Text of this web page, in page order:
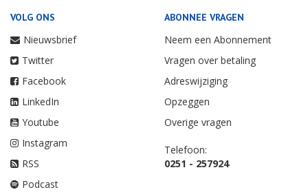
VOLG ONS
Nieuwsbrief
Twitter
Facebook
LinkedIn
Youtube
Instagram
RSS
Podcast
ABONNEE VRAGEN
Neem een Abonnement
Vragen over betaling
Adreswijziging
Opzeggen
Overige vragen
Telefoon:
0251 - 257924